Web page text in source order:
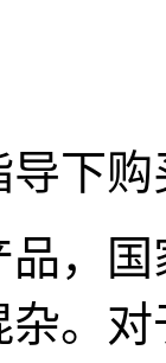
导下购
品，
。